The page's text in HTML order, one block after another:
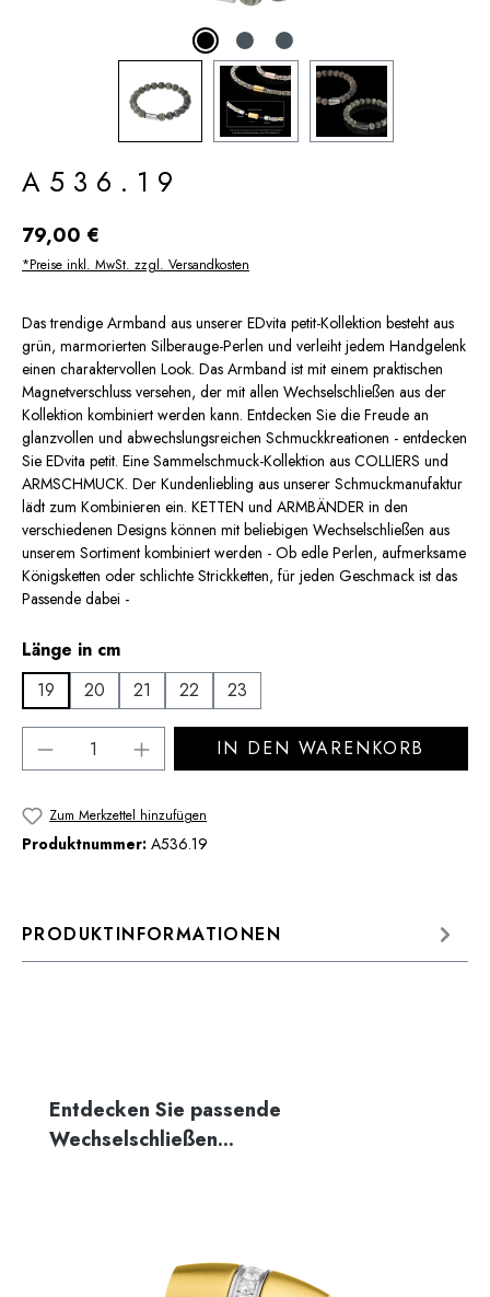
A536.19
Regulärer Preis:
79,00 €
*Preise inkl. MwSt. zzgl. Versandkosten
Das trendige Armband aus unserer EDvita petit-Kollektion besteht aus
grün, marmorierten Silberauge-Perlen und verleiht jedem Handgelenk
einen charaktervollen Look. Das Armband ist mit einem praktischen
Magnetverschluss versehen, der mit allen Wechselschließen aus der
Kollektion kombiniert werden kann. Entdecken Sie die Freude an
glanzvollen und abwechslungsreichen Schmuckkreationen - entdecken
Sie EDvita petit. Eine Sammelschmuck-Kollektion aus COLLIERS und
ARMSCHMUCK. Der Kundenliebling aus unserer Schmuckmanufaktur
lädt zum Kombinieren ein. KETTEN und ARMBÄNDER in den
verschiedenen Designs können mit beliebigen Wechselschließen aus
unserem Sortiment kombiniert werden - Ob edle Perlen, aufmerksame
Königsketten oder schlichte Strickketten, für jeden Geschmack ist das
Passende dabei -
Länge in cmauswählen
19
20 21 22 23
Produkt Anzahl: Gib den gewünschten
IN DEN WARENKORB
Zum Merkzettel hinzufügen
Produktnummer: A536.19
PRODUKTINFORMATIONEN
Produktgalerie überspringen
Entdecken Sie passende
Wechselschließen...